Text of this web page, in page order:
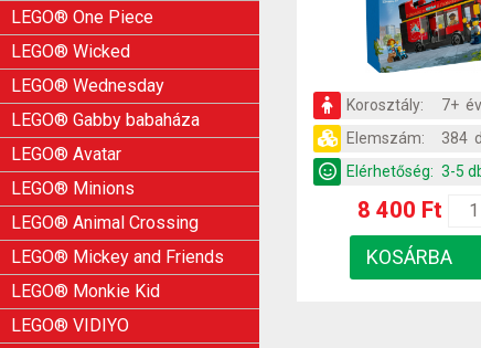
LEGO® One Piece
LEGO® Wicked
LEGO® Wednesday
LEGO® Gabby babaháza
LEGO® Avatar
LEGO® Minions
LEGO® Animal Crossing
LEGO® Mickey and Friends
LEGO® Monkie Kid
LEGO® VIDIYO
Korosztály:
7+ év
Elemszám:
384
Elérhetőség: 3-5
8 400 Ft